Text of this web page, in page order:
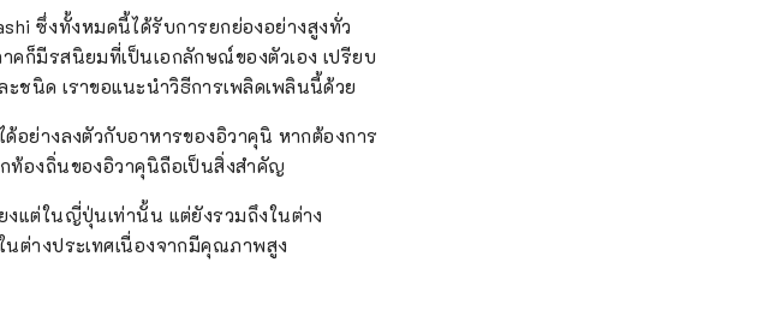
ซึ่งทั้งหมดนี้ได้รับการยกย่องอย่างสูงทั่ว
ก็มีรสนิยมที่เป็นเอกลักษณ์ของตัวเอง เปรียบ
ชนิด เราขอแนะนำวิธีการเพลิดเพลินนี้ด้วย
อย่างลงตัวกับอาหารของอิวาคุนิ หากต้องการ
ท้องถิ่นของอิวาคุนิถือเป็นสิ่งสำคัญ
งแต่ในญี่ปุ่นเท่านั้น แต่ยังรวมถึงในต่าง
ต่างประเทศเนื่องจากมีคุณภาพสูง